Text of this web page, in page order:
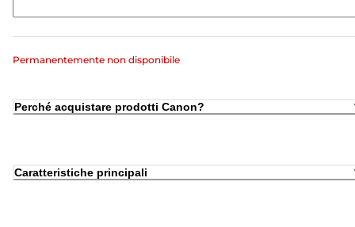
Permanentemente non disponibile
Perché acquistare prodotti Canon?
Caratteristiche principali